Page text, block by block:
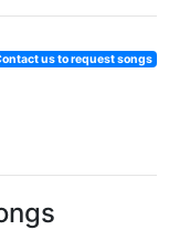
us to request songs